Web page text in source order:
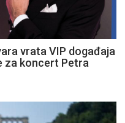
vrata VIP događaja
za koncert Petra